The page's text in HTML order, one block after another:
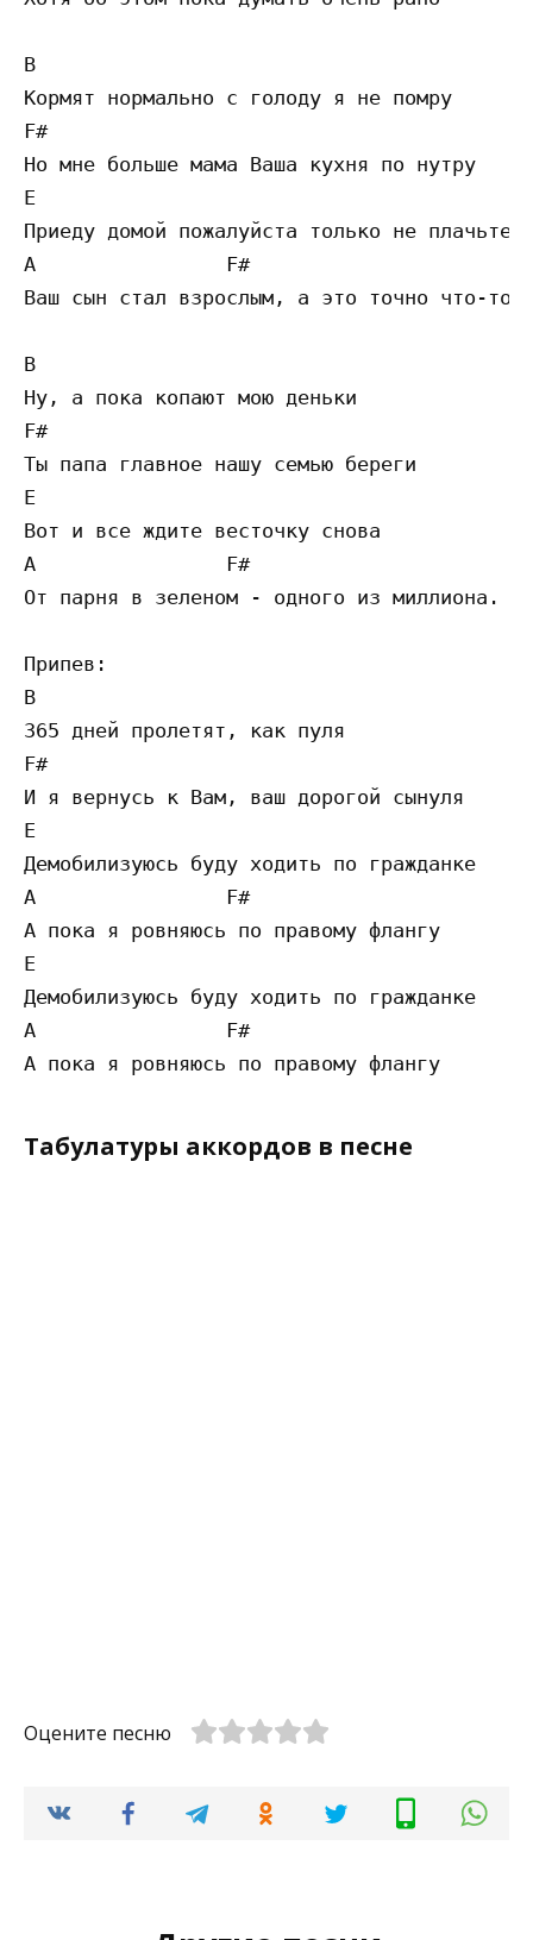
B
Кормят нормально с голоду я не помру
F#
Но мне больше мама Ваша кухня по нутру
E
Приеду домой пожалуйста только не плачьте
A                F#
Ваш сын стал взрослым, а это точно что-то
B
Ну, а пока копают мою деньки
F#
Ты папа главное нашу семью береги
E
Вот и все ждите весточку снова
A                F#
От парня в зеленом - одного из миллиона.
Припев:
B
365 дней пролетят, как пуля
F#
И я вернусь к Вам, ваш дорогой сынуля
E
Демобилизуюсь буду ходить по гражданке
A                F#
А пока я ровняюсь по правому флангу
E
Демобилизуюсь буду ходить по гражданке
A                F#
Табулатуры аккордов в песне
Оцените песню